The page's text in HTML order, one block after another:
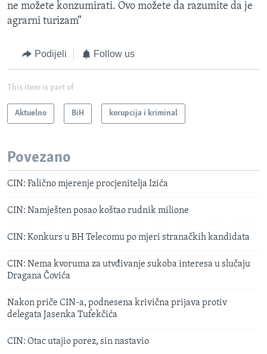
ne možete konzumirati. Ovo možete da razumite da je
agrarni turizam“​
Podijeli Follow us
This item is part of
Aktuelno BiH korupcija i kriminal
Povezano
CIN: Falično mjerenje procjenitelja Izića
CIN: Namješten posao koštao rudnik milione
CIN: Konkurs u BH Telecomu po mjeri stranačkih kandidata
CIN: Nema kvoruma za utvđivanje sukoba interesa u slučaju
Dragana Čovića
Nakon priče CIN-a, podnesena krivična prijava protiv
delegata Jasenka Tufekčića
CIN: Otac utajio porez, sin nastavio